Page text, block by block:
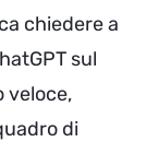
chiedere a
sul
veloce,
di